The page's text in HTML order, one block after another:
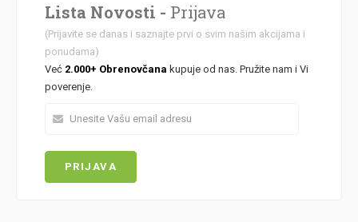
Lista Novosti - Prijava
(Prijavite se danas i saznajte prvi o svim našim akcijama i
ponudama)
Već 2.000+ Obrenovčana kupuje od nas. Pružite nam i Vi
poverenje.